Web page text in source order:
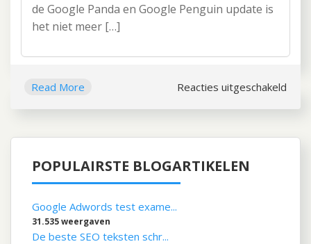
de Google Panda en Google Penguin update is
het niet meer […]
Read More Reacties uitgeschakeld
POPULAIRSTE BLOGARTIKELEN
Google Adwords test exame...
31.535 weergaven
De beste SEO teksten schr...